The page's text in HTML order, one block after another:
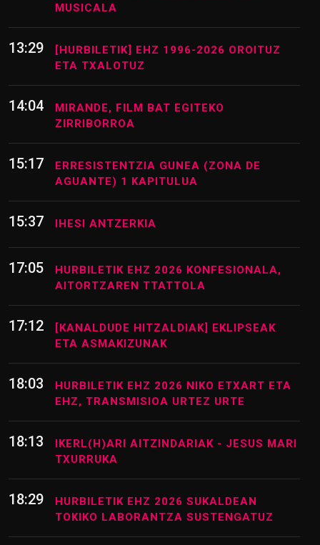
MUSICALA
13:29
[HURBILETIK] EHZ 1996-2026 OROITUZ
ETA TXALOTUZ
14:04
MIRANDE, FILM BAT EGITEKO
ZIRRIBORROA
15:17
ERRESISTENTZIA GUNEA (ZONA DE
AGUANTE) 1 KAPITULUA
15:37 IHESI ANTZERKIA
17:05
HURBILETIK EHZ 2026 KONFESIONALA,
AITORTZAREN TTATTOLA
17:12
[KANALDUDE HITZALDIAK] EKLIPSEAK
ETA ASMAKIZUNAK
18:03
HURBILETIK EHZ 2026 NIKO ETXART ETA
EHZ, TRANSMISIOA URTEZ URTE
18:13
IKERL(H)ARI AITZINDARIAK - JESUS MARI
TXURRUKA
18:29
HURBILETIK EHZ 2026 SUKALDEAN
TOKIKO LABORANTZA SUSTENGATUZ